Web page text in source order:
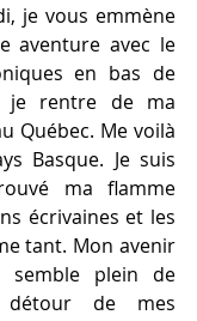
je vous emmène
aventure avec le
en bas de
je rentre de ma
Québec. Me voilà
Basque. Je suis
ma flamme
écrivaines et les
tant. Mon avenir
semble plein de
détour de mes